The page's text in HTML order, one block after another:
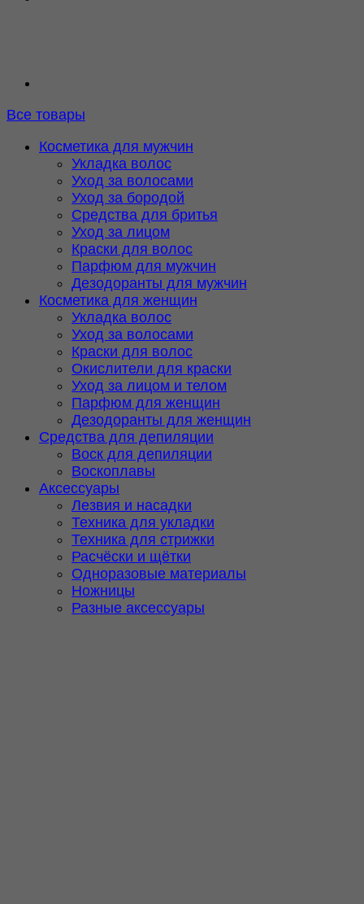
Все товары
Косметика для мужчин
Укладка волос
Уход за волосами
Уход за бородой
Средства для бритья
Уход за лицом
Краски для волос
Парфюм для мужчин
Дезодоранты для мужчин
Косметика для женщин
Укладка волос
Уход за волосами
Краски для волос
Окислители для краски
Уход за лицом и телом
Парфюм для женщин
Дезодоранты для женщин
Средства для депиляции
Воск для депиляции
Воскоплавы
Аксессуары
Лезвия и насадки
Техника для укладки
Техника для стрижки
Расчёски и щётки
Одноразовые материалы
Ножницы
Разные аксессуары